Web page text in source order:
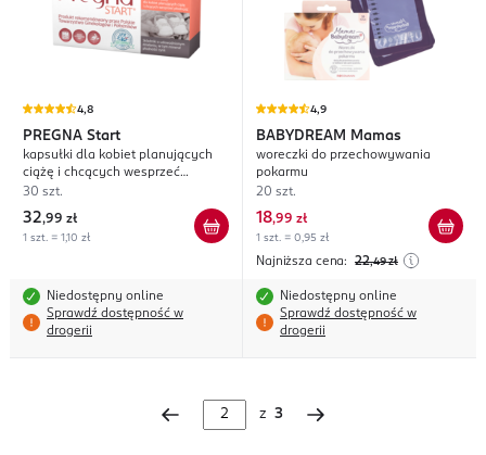
4,8
PREGNA Start
kapsułki dla kobiet planujących
ciążę i chcących wesprzeć
płodność, suplement diety
30 szt.
32,99 zł
1 szt. = 1,10 zł
Niedostępny online
Sprawdź dostępność w
drogerii
4,9
BABYDREAM Mamas
woreczki do przechowywania
pokarmu
20 szt.
18,99 zł
1 szt. = 0,95 zł
Najniższa cena: 22,49 zł
Niedostępny online
Sprawdź dostępność w
drogerii
z 3